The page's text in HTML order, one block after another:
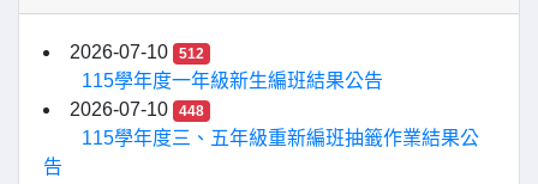
2026-07-10 512
115學年度一年級新生編班結果公告
2026-07-10
448
115學年度三、五年級重新編班抽籤作業結果公
告